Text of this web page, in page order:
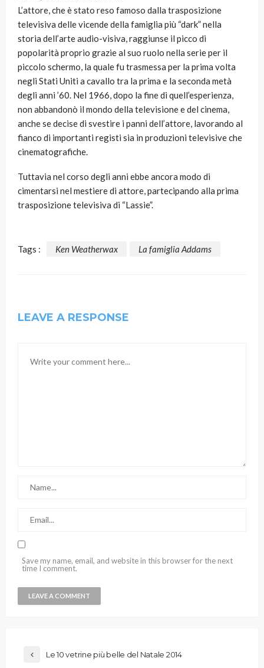
L’attore, che è stato reso famoso dalla trasposizione
televisiva delle vicende della famiglia più “dark” nella
storia dell’arte audio-visiva, raggiunse il picco di
popolarità proprio grazie al suo ruolo nella serie per il
piccolo schermo, la quale fu trasmessa per la prima volta
negli Stati Uniti a cavallo tra la prima e la seconda metà
degli anni ’60. Nel 1966, dopo la fine di quell’esperienza,
non abbandonò il mondo della televisione e del cinema,
anche se decise di svestire i panni dell’attore, lavorando al
fianco di importanti registi sia in produzioni televisive che
cinematografiche.
Tuttavia nel corso degli anni ebbe ancora modo di
cimentarsi nel mestiere di attore, partecipando alla prima
trasposizione televisiva di “Lassie”.
Tags : Ken Weatherwax La famiglia Addams
LEAVE A RESPONSE
Save my name, email, and website in this browser for the next
time I comment.
Le 10 vetrine più belle del Natale 2014